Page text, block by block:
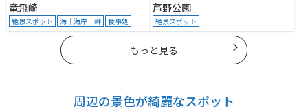
竜飛崎
絶景スポット 海｜海岸｜岬 食事処
芦野公園
絶景スポット
もっと見る
周辺の景色が綺麗なスポット